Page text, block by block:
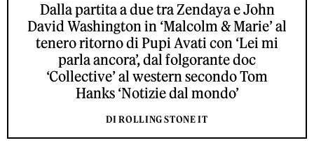
Dalla partita a due tra Zendaya e John
David Washington in ‘Malcolm & Marie’ al
tenero ritorno di Pupi Avati con ‘Lei mi
parla ancora’, dal folgorante doc
‘Collective’ al western secondo Tom
Hanks ‘Notizie dal mondo’
DI ROLLING STONE IT